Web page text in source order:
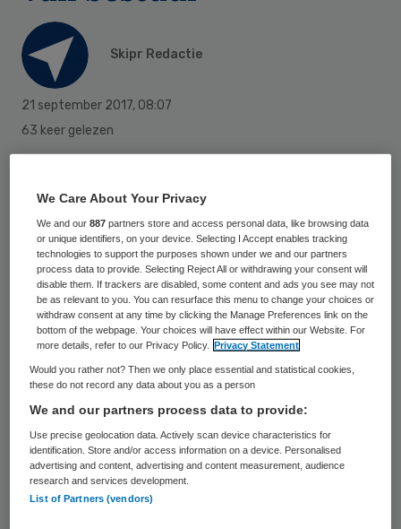
Skipr Redactie
21 september 2017, 08:07
63 keer gelezen
voorzitter van de raad van bestuur bij
Stichting Revalide, een zelfstandig
behandelcentrum voor medisch
specialistische revalidatie. Zij volgt interim-
bestuurder Marianne Oomens op.
Stichting Revalide beschrijft Duckers als
iemand met een brede zorgervaring. De
afgelopen jaren werkte zij onder meer voor
Bergman Clinics en het OLVG in Amsterdam.
Revalide is een landelijke organisatie voor
We Care About Your Privacy
We and our887 partners store and access personal data, like browsing data
or unique identifiers, on your device. Selecting I Accept enables tracking
technologies to support the purposes shown under we and our partners
process data to provide. Selecting Reject All or withdrawing your consent will
disable them. If trackers are disabled, some content and ads you see may not
be as relevant to you. You can resurface this menu to change your choices or
withdraw consent at any time by clicking the Manage Preferences link on the
bottom of the webpage. Your choices will have effect within our Website. For
more details, refer to our Privacy Policy.
Privacy Statement
Would you rather not? Then we only place essential and statistical cookies,
these do not record any data about you as a person
We and our partners process data to provide:
Use precise geolocation data. Actively scan device characteristics for
identification. Store and/or access information on a device. Personalised
advertising and content, advertising and content measurement, audience
research and services development.
List of Partners (vendors)